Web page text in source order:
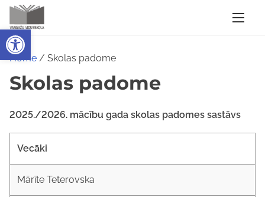
Open toolbar
Home / Skolas padome
Skolas padome
2025./2026. mācību gada skolas padomes sastāvs
Vecāki
Mārīte Teterovska